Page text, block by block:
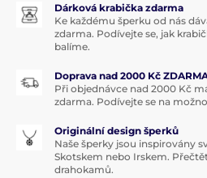
Dárková krabička zdarma
Ke každému šperku od nás
zdarma. Podívejte se, jak
balíme.
Doprava nad 2000 Kč
Při objednávce nad 2000 Kč
zdarma. Podívejte se na
Originální design šperků
Naše šperky jsou inspirovány
Skotskem nebo Irskem.
drahokamů.